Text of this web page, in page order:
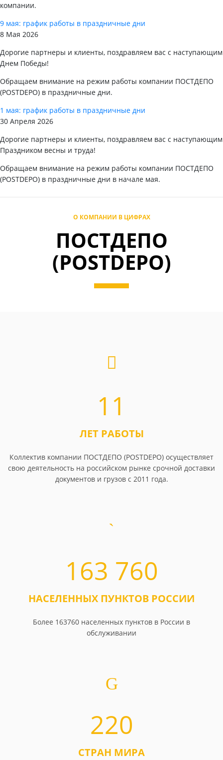
компании.
9 мая: график работы в праздничные дни
8 Мая 2026
Дорогие партнеры и клиенты, поздравляем вас с наступающим
Днем Победы!
Обращаем внимание на режим работы компании ПОСТДЕПО
(POSTDEPO) в праздничные дни.
1 мая: график работы в праздничные дни
30 Апреля 2026
Дорогие партнеры и клиенты, поздравляем вас с наступающим
Праздником весны и труда!
Обращаем внимание на режим работы компании ПОСТДЕПО
(POSTDEPO) в праздничные дни в начале мая.
О КОМПАНИИ В ЦИФРАХ
ПОСТДЕПО
(POSTDEPO)
11
ЛЕТ РАБОТЫ
Коллектив компании ПОСТДЕПО (POSTDEPO) осуществляет
свою деятельность на российском рынке срочной доставки
документов и грузов с 2011 года.
163 760
НАСЕЛЕННЫХ ПУНКТОВ РОССИИ
Более 163760 населенных пунктов в России в
обслуживании
220
СТРАН МИРА